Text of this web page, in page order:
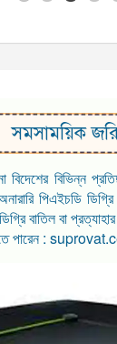
সমসাময়িক
বিদেশের বিভিন্ন
পিএইচডি
বাতিল বা
পারেন :